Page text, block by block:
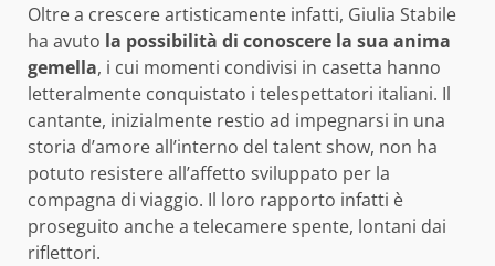
Oltre a crescere artisticamente infatti, Giulia Stabile
ha avuto la possibilità di conoscere la sua anima
gemella, i cui momenti condivisi in casetta hanno
letteralmente conquistato i telespettatori italiani. Il
cantante, inizialmente restio ad impegnarsi in una
storia d’amore all’interno del talent show, non ha
potuto resistere all’affetto sviluppato per la
compagna di viaggio. Il loro rapporto infatti è
proseguito anche a telecamere spente, lontani dai
riflettori.